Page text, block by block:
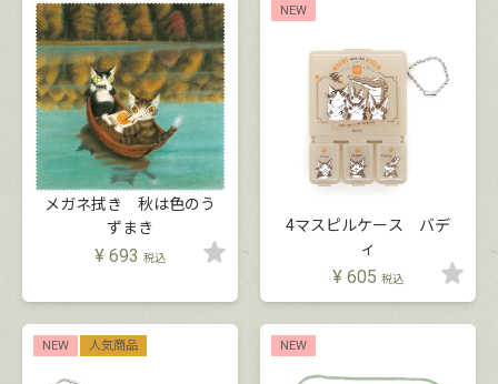
メガネ拭き 秋は色のう
ずまき
¥ 693 税込
NEW
4マスピルケース バデ
ィ
¥ 605 税込
NEW 人気商品 NEW